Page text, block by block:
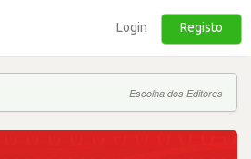
Login Registo
Escolha dos Editores